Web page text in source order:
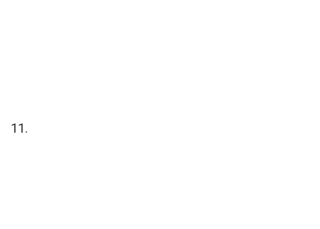
11.